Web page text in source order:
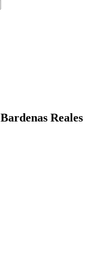
Bardenas Reales